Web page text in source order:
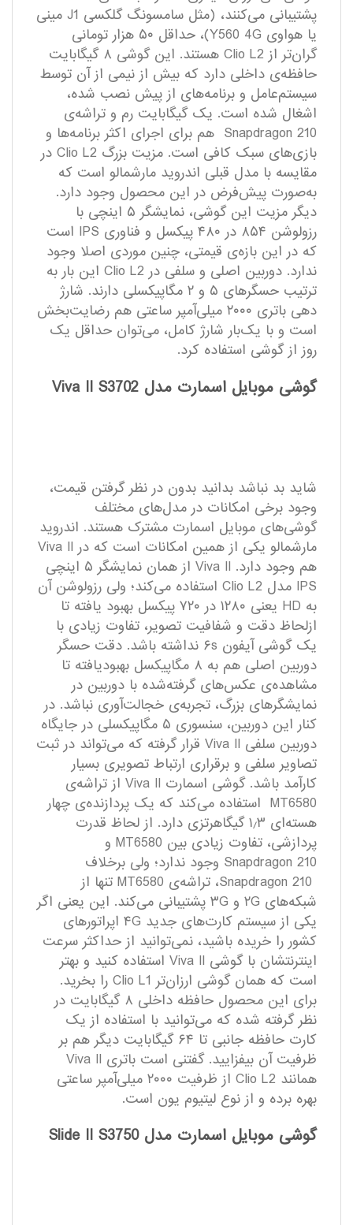
پشتیبانی می‌کنند، (مثل سامسونگ گلکسی J1 مینی
یا هواوی Y560 4G)، حداقل ۵۰ هزار تومانی
گران‌تر از Clio L2 هستند. این گوشی ۸ گیگابایت
حافظه‌ی داخلی دارد که بیش از نیمی از آن توسط
سیستم‌عامل و برنامه‌های از پیش ‌نصب ‌شده،
اشغال شده است. یک گیگابایت رم و تراشه‌ی
Snapdragon 210 هم برای اجرای اکثر برنامه‌ها و
بازی‌های سبک کافی است. مزیت بزرگ Clio L2 در
مقایسه با مدل قبلی اندروید مارشمالو است که
به‌صورت پیش‌فرض در این محصول وجود دارد.
دیگر مزیت این گوشی، نمایشگر ۵ اینچی با
رزولوشن ۸۵۴ در ۴۸۰ پیکسل و فناوری IPS است
که در این بازه‌ی قیمتی، چنین موردی اصلا وجود
ندارد. دوربین اصلی و سلفی در Clio L2 این بار به
ترتیب حسگرهای ۵ و ۲ مگاپیکسلی دارند. شارژ
دهی باتری ۲۰۰۰ میلی‌آمپر ساعتی هم رضایت‌بخش
است و با یک‌بار شارژ کامل، می‌توان حداقل یک
روز از گوشی استفاده کرد.
گوشی موبایل اسمارت مدل Viva II S3702
شاید بد نباشد بدانید بدون در نظر گرفتن قیمت،
وجود برخی امکانات در مدل‌های مختلف
گوشی‌های موبایل اسمارت مشترک هستند. اندروید
مارشمالو یکی از همین امکانات است که در Viva II
هم وجود دارد. Viva II از همان نمایشگر ۵ اینچی
IPS مدل Clio L2 استفاده می‌کند؛ ولی رزولوشن آن
به HD یعنی ۱۲۸۰ در ۷۲۰ پیکسل بهبود یافته تا
ازلحاظ دقت و شفافیت تصویر، تفاوت زیادی با
یک گوشی آیفون ۶s نداشته باشد. دقت حسگر
دوربین اصلی هم به ۸ مگاپیکسل بهبودیافته تا
مشاهده‌ی عکس‌های گرفته‌شده با دوربین در
نمایشگرهای بزرگ، تجربه‌ی خجالت‌آوری نباشد. در
کنار این دوربین، سنسوری ۵ مگاپیکسلی در جایگاه
دوربین سلفی Viva II قرار گرفته که می‌تواند در ثبت
تصاویر سلفی و برقراری ارتباط تصویری بسیار
کارآمد باشد. گوشی اسمارت Viva II از تراشه‌ی
MT6580 استفاده می‌کند که یک پردازنده‌ی چهار
هسته‌ای ۱٫۳ گیگاهرتزی دارد. از لحاظ قدرت
پردازشی، تفاوت زیادی بین MT6580 و
Snapdragon 210 وجود ندارد؛ ولی برخلاف
Snapdragon 210، تراشه‌ی MT6580 تنها از
شبکه‌های ۲G و ۳G پشتیبانی می‌کند. این یعنی اگر
یکی از سیستم کارت‌های جدید ۴G اپراتورهای
کشور را خریده باشید، نمی‌توانید از حداکثر سرعت
اینترنتشان با گوشی Viva II استفاده کنید و بهتر
است که همان گوشی ارزان‌تر Clio L1 را بخرید.
برای این محصول حافظه داخلی ۸ گیگابایت در
نظر گرفته شده که می‌توانید با استفاده از یک
کارت حافظه جانبی تا ۶۴ گیگابایت دیگر هم بر
ظرفیت آن بیفزایید. گفتنی است باتری Viva II
همانند Clio L2 از ظرفیت ۲۰۰۰ میلی‌آمپر ساعتی
بهره برده و از نوع لیتیوم یون است.
گوشی موبایل اسمارت مدل Slide II S3750